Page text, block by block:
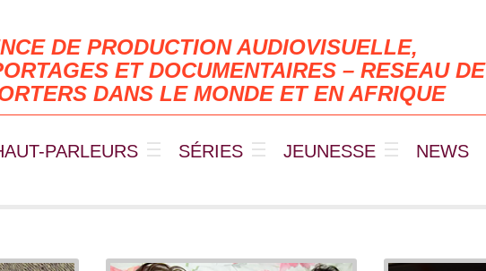
DE PRODUCTION AUDIOVISUELLE,
ET DOCUMENTAIRES – RESEAU DE
DANS LE MONDE ET EN AFRIQUE
PARLEURS SÉRIES JEUNESSE NEWS